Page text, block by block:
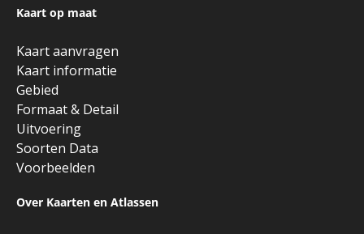
Kaart op maat
Kaart aanvragen
Kaart informatie
Gebied
Formaat & Detail
Uitvoering
Soorten Data
Voorbeelden
Over Kaarten en Atlassen